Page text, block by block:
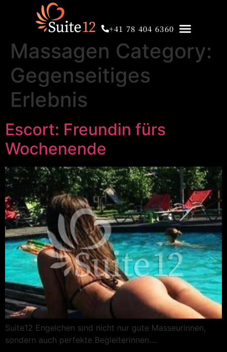
+41 78 404 6360
Massagen Category:
Gegenseitiges
Erlebnis
Escort: Freundin fürs
Wochenende
Suite12 Engelchen sind nicht nur gute Masseurinnen,
sondern auch perfekte Begleiterinnen….